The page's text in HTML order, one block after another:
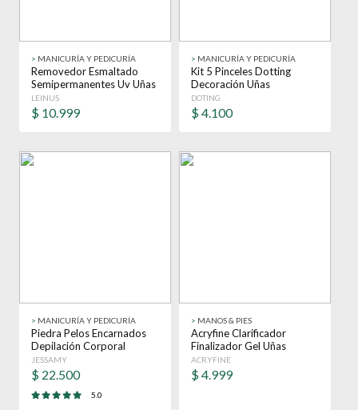
> MANICURÍA Y PEDICURÍA
Removedor Esmaltado
Semipermanentes Uv Uñas
Leinus 480 Ml
LEINUS
$ 10.999
> MANICURÍA Y PEDICURÍA
Kit 5 Pinceles Dotting
Decoración Uñas
Semipermanente
DOTING
$4.100
> MANICURÍA Y PEDICURÍA
Piedra Pelos Encarnados
Depilación Corporal
Profesional X12
JESSAMY
$ 22.500
5.0
> MANOS & PIES
Acryfine Clarificador
Finalizador Gel Uñas
Gelificadas 100ml
Transparente
ACRYFINE
$4.999